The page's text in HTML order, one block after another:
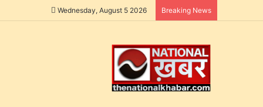
Wednesday, August 5 2026 Breaking News